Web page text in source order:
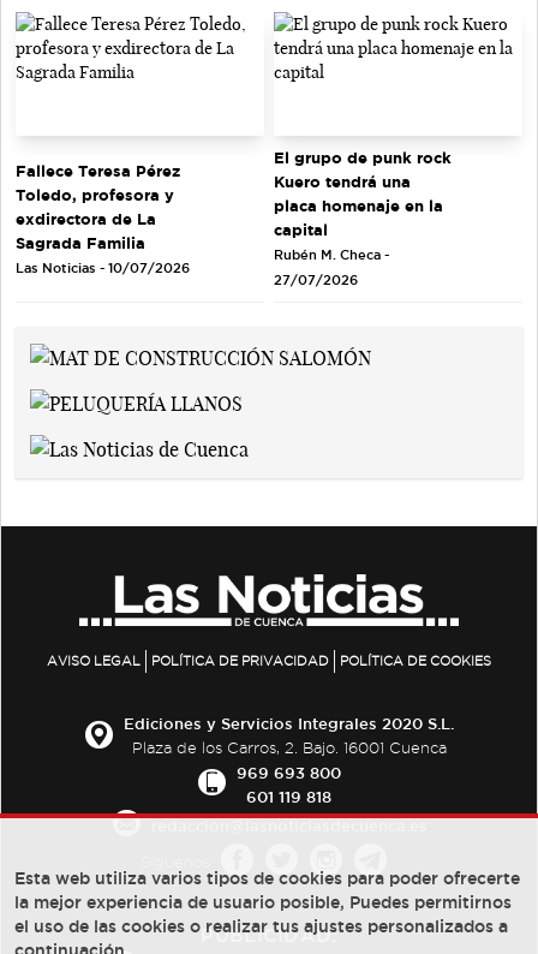
Fallece Teresa Pérez
Toledo, profesora y
exdirectora de La
Sagrada Familia
Las Noticias - 10/07/2026
El grupo de punk rock
Kuero tendrá una
placa homenaje en la
capital
Rubén M. Checa -
27/07/2026
AVISO LEGAL POLÍTICA DE PRIVACIDAD POLÍTICA DE COOKIES
Ediciones y Servicios Integrales 2020 S.L.
Plaza de los Carros, 2. Bajo. 16001 Cuenca
969 693 800
601 119 818
PUBLICIDAD:
Esta web utiliza varios tipos de cookies para poder ofrecerte
la mejor experiencia de usuario posible, Puedes permitirnos
el uso de las cookies o realizar tus ajustes personalizados a